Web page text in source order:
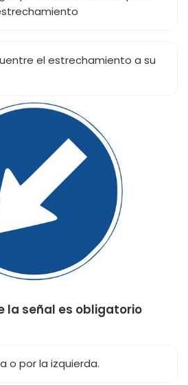
el estrechamiento a su
la señal es obligatorio
o por la izquierda.